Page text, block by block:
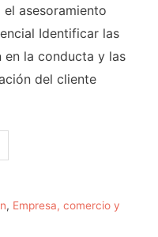
asesoramiento
Identificar las
en la conducta y las
del cliente
, Empresa, comercio y